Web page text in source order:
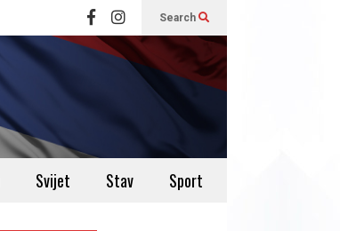
Search
Svijet Stav Sport